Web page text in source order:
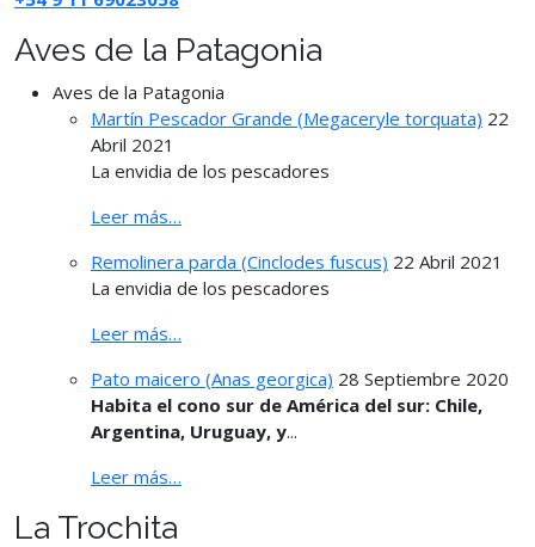
Aves de la Patagonia
Aves de la Patagonia
Martín Pescador Grande (Megaceryle torquata) 22
Abril 2021
La envidia de los pescadores
Leer más…
Remolinera parda (Cinclodes fuscus) 22 Abril 2021
La envidia de los pescadores
Leer más…
Pato maicero (Anas georgica) 28 Septiembre 2020
Habita el cono sur de América del sur: Chile,
Argentina, Uruguay, y...
Leer más…
La Trochita